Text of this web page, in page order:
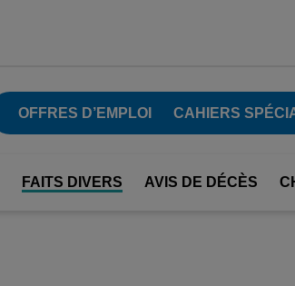
OFFRES D’EMPLOI CAHIERS
FAITS DIVERS AVIS DE DÉCÈS